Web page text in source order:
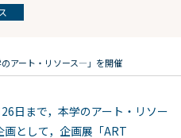
アート・リソース―」を開催
日まで，本学のアート・リソー
として，企画展「ART